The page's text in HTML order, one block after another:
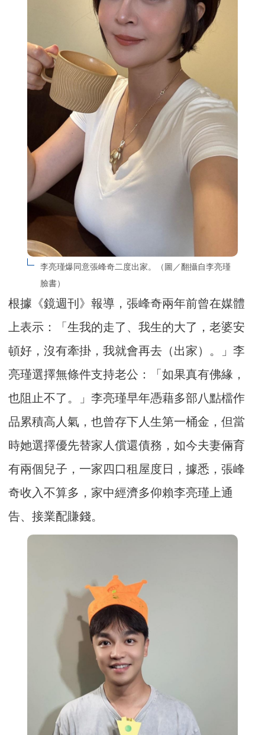
李亮瑾爆同意張峰奇二度出家。（圖／翻攝自李亮瑾
臉書）
根據《鏡週刊》報導，張峰奇兩年前曾在媒體
上表示：「生我的走了、我生的大了，老婆安
頓好，沒有牽掛，我就會再去（出家）。」李
亮瑾選擇無條件支持老公：「如果真有佛緣，
也阻止不了。」李亮瑾早年憑藉多部八點檔作
品累積高人氣，也曾存下人生第一桶金，但當
時她選擇優先替家人償還債務，如今夫妻倆育
有兩個兒子，一家四口租屋度日，據悉，張峰
奇收入不算多，家中經濟多仰賴李亮瑾上通
告、接業配賺錢。